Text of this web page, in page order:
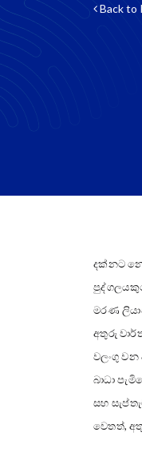
Back to
දක්නට
මරණ
අතුරු
වලංගු
බාධා
සහ
වෙතත්,